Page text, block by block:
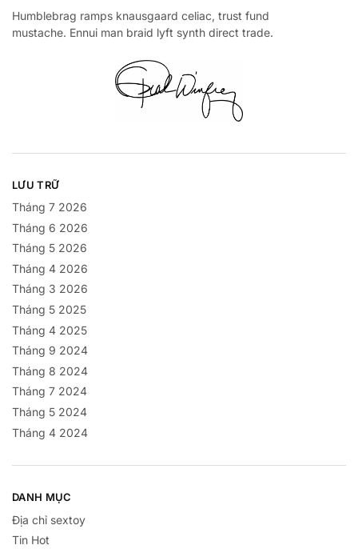
Humblebrag ramps knausgaard celiac, trust fund
mustache. Ennui man braid lyft synth direct trade.
LƯU TRỮ
Tháng 7 2026
Tháng 6 2026
Tháng 5 2026
Tháng 4 2026
Tháng 3 2026
Tháng 5 2025
Tháng 4 2025
Tháng 9 2024
Tháng 8 2024
Tháng 7 2024
Tháng 5 2024
Tháng 4 2024
DANH MỤC
Địa chỉ sextoy
Tin Hot